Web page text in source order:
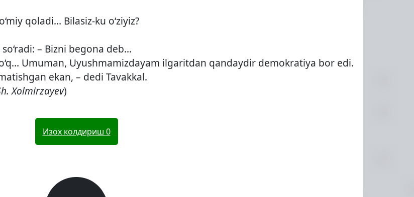
qoladi… Bilasiz-ku o‘ziyiz?
– Bizni begona deb…
Umuman, Uyushmamizdayam ilgaritdan qandaydir demokratiya bor edi.
ekan, – dedi Tavakkal.
Xolmirzayev)
Изох колдириш 0